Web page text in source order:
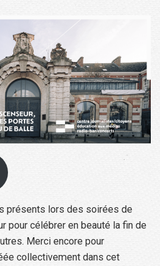
présents lors des soirées de
pour célébrer en beauté la fin de
Merci encore pour
collectivement dans cet